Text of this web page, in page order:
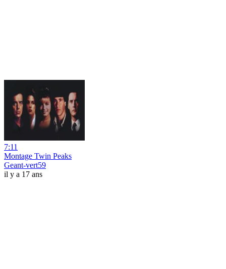
7:11
Montage Twin Peaks
Geant-vert59
il y a 17 ans